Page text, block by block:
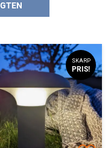
SKARP
PRIS!